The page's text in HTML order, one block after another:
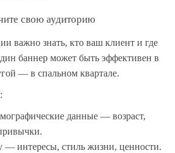
свою аудиторию
важно знать, кто ваш клиент и где
баннер может быть эффективен в
— в спальном квартале.
данные — возраст,
— интересы, стиль жизни, ценности.